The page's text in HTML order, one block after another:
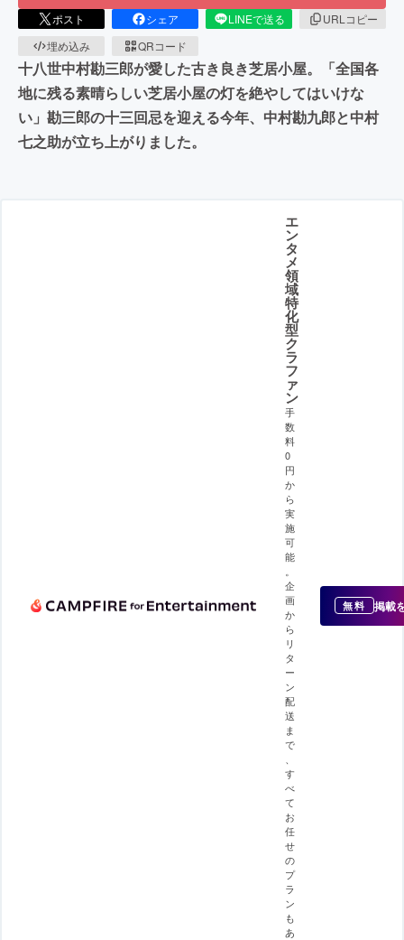
ポスト シェア LINEで送る
URLコピー
埋め込み
QRコード
十八世中村勘三郎が愛した古き良き芝居小屋。「全国各
地に残る素晴らしい芝居小屋の灯を絶やしてはいけな
い」勘三郎の十三回忌を迎える今年、中村勘九郎と中村
七之助が立ち上がりました。
エ
ン
タ
メ
領
域
特
化
型
ク
ラ
フ
ァ
ン
手
数
料
0
円
か
ら
実
施
可
能
企
画
か
ら
リ
タ
ー
ン
配
送
ま
で
す
べ
て
お
任
せ
の
プ
ラ
ン
も
あ
無料 掲載